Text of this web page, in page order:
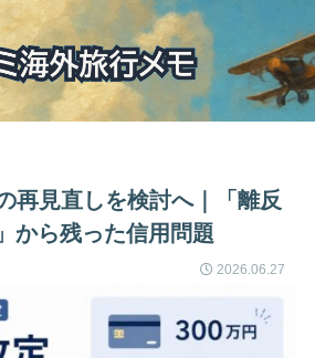
再見直しを検討へ｜「離反
から残った信用問題
2026.06.27